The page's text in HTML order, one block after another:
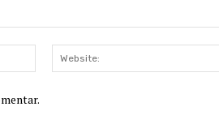
Email:*